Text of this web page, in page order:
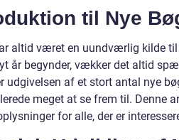
til Nye
altid været en uundværlig kilde
år begynder, vækker det altid
udgivelsen af et stort antal nye
meget at se frem til. Denne
for alle, der er